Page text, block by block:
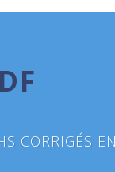
CORRIGÉS